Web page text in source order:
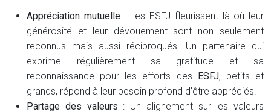
Appréciation mutuelle: Les ESFJ fleurissent là où leur
générosité et leur dévouement sont non seulement
reconnus mais aussi réciproqués. Un partenaire qui
exprime régulièrement sa gratitude et sa
reconnaissance pour les efforts des ESFJ, petits et
grands, répond à leur besoin profond d’être appréciés.
Partage des valeurs : Un alignement sur les valeurs